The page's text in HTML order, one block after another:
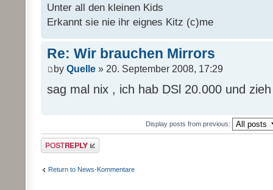
Unter all den kleinen Kids
Erkannt sie nie ihr eignes Kitz (c)me
Re: Wir brauchen Mirrors
by Quelle » 20. September 2008, 17:29
sag mal nix , ich hab DSl 20.000 und
Display posts from previous:
Post a reply
Return to News-Kommentare